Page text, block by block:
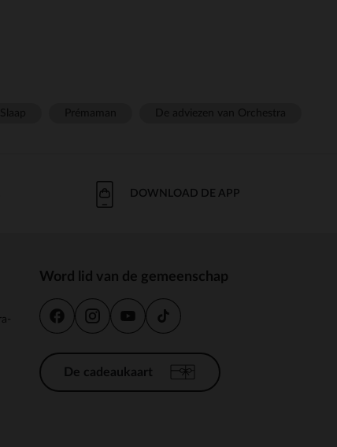
DOWNLOAD DE APP
Word lid van de gemeenschap
De cadeaukaart